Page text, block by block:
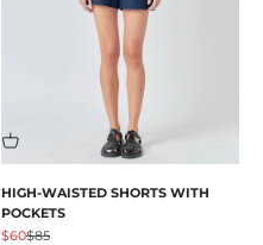
HIGH-WAISTED SHORTS WITH
POCKETS
Prezzo scontato
$60Prezzo
$85